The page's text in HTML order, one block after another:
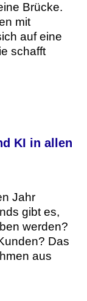
Brücke.
mit
auf eine
schafft
KI in allen
Jahr
gibt es,
werden?
Das
aus